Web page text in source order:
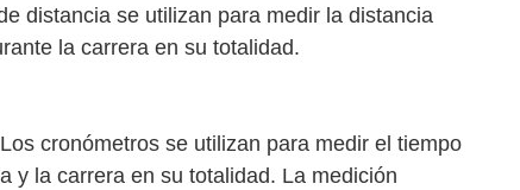
distancia se utilizan para medir la distancia
la carrera en su totalidad.
cronómetros se utilizan para medir el tiempo
y la carrera en su totalidad. La medición